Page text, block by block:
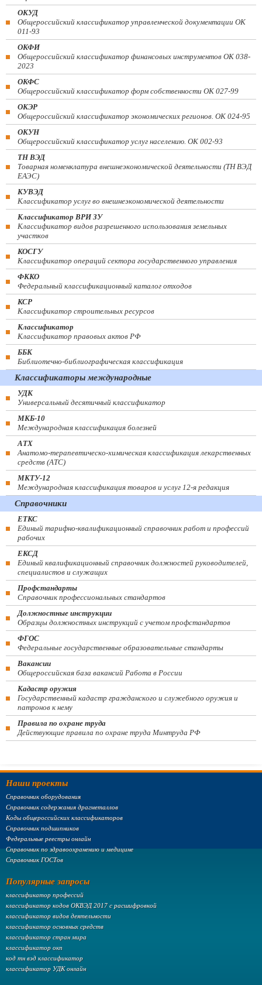
ОКУД
Общероссийский классификатор управленческой документации ОК
011-93
ОКФИ
Общероссийский классификатор финансовых инструментов OK 038-
2023
ОКФС
Общероссийский классификатор форм собственности ОК 027-99
ОКЭР
Общероссийский классификатор экономических регионов. ОК 024-95
ОКУН
Общероссийский классификатор услуг населению. ОК 002-93
ТН ВЭД
Товарная номенклатура внешнеэкономической деятельности (ТН ВЭД
ЕАЭС)
КУВЭД
Классификатор услуг во внешнеэкономической деятельности
Классификатор ВРИ ЗУ
Классификатор видов разрешенного использования земельных
участков
КОСГУ
Классификатор операций сектора государственного управления
ФККО
Федеральный классификационный каталог отходов
КСР
Классификатор строительных ресурсов
Классификатор
Классификатор правовых актов РФ
ББК
Библиотечно-библиографическая классификация
Классификаторы международные
УДК
Универсальный десятичный классификатор
МКБ-10
Международная классификация болезней
АТХ
Анатомо-терапевтическо-химическая классификация лекарственных
средств (ATC)
МКТУ-12
Международная классификация товаров и услуг 12-я редакция
Справочники
ЕТКС
Единый тарифно-квалификационный справочник работ и профессий
рабочих
ЕКСД
Единый квалификационный справочник должностей руководителей,
специалистов и служащих
Профстандарты
Справочник профессиональных стандартов
Должностные инструкции
Образцы должностных инструкций с учетом профстандартов
ФГОС
Федеральные государственные образовательные стандарты
Вакансии
Общероссийская база вакансий Работа в России
Кадастр оружия
Государственный кадастр гражданского и служебного оружия и
патронов к нему
Правила по охране труда
Действующие правила по охране труда Минтруда РФ
Наши проекты
Справочник оборудования
Справочник содержания драгметаллов
Коды общероссийских классификаторов
Справочник подшипников
Федеральные реестры онлайн
Справочник по здравоохранению и медицине
Справочник ГОСТов
Популярные запросы
классификатор профессий
классификатор кодов ОКВЭД 2017 с расшифровкой
классификатор видов деятельности
классификатор основных средств
классификатор стран мира
классификатор окп
код тн вэд классификатор
классификатор УДК онлайн